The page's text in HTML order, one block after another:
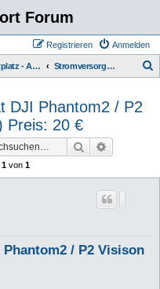
Forum
Anmelden
Registrieren
Marktplatz - Angebote von Usern Stromversorgung Ladegeräte / Batterien
DJI Phantom2 / P2
Preis: 20 €
Suche
1 von 1
/ P2 Visison